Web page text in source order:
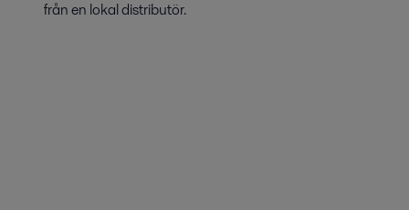
från en lokal distributör.